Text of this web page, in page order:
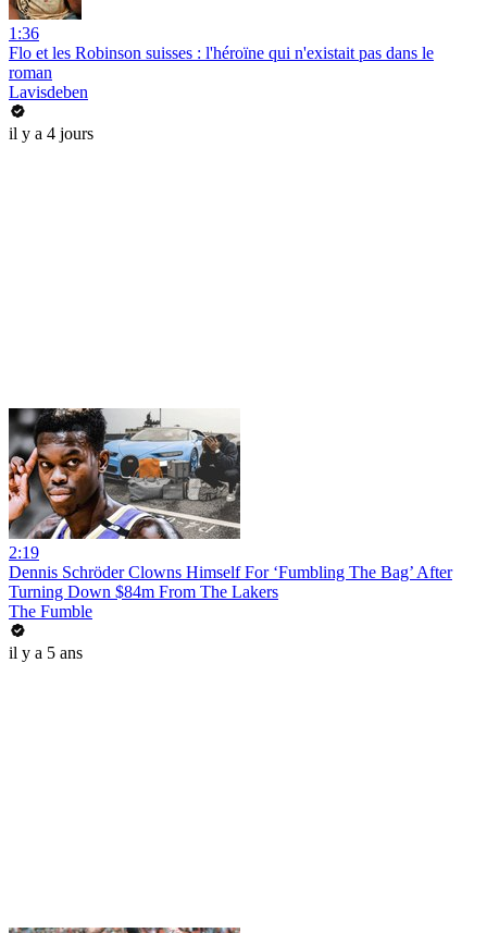
1:36
Flo et les Robinson suisses : l'héroïne qui n'existait pas dans le
roman
Lavisdeben
il y a 4 jours
2:19
Dennis Schröder Clowns Himself For ‘Fumbling The Bag’ After
Turning Down $84m From The Lakers
The Fumble
il y a 5 ans